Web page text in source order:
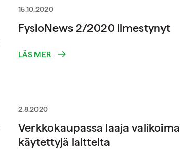
15.10.2020
FysioNews 2/2020 ilmestynyt
LÄS MER
2.8.2020
Verkkokaupassa laaja valikoima
käytettyjä laitteita